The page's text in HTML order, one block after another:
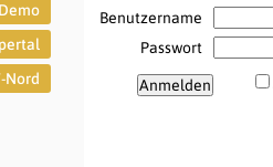
Nord
Benutzername
Passwort